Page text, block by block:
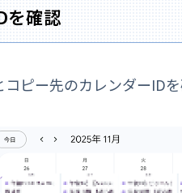
を確認
ピー先のカレンダーIDを